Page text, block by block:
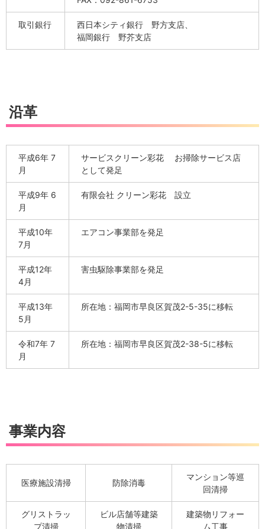
取引銀行
西日本シティ銀行 野方支店、
福岡銀行 野芥支店
沿革
平成6年 7
月
サービスクリーン彩花 お掃除サービス店
として発足
平成9年 6
月
有限会社 クリーン彩花 設立
平成10年
7月
エアコン事業部を発足
平成12年
4月
害虫駆除事業部を発足
平成13年
5月
所在地：福岡市早良区賀茂2-5-35に移転
令和7年 7
月
所在地：福岡市早良区賀茂2-38-5に移転
事業内容
医療施設清掃 防除消毒
マンション等巡
回清掃
グリストラッ
プ清掃
ビル店舗等建築
物清掃
建築物リフォー
ム工事